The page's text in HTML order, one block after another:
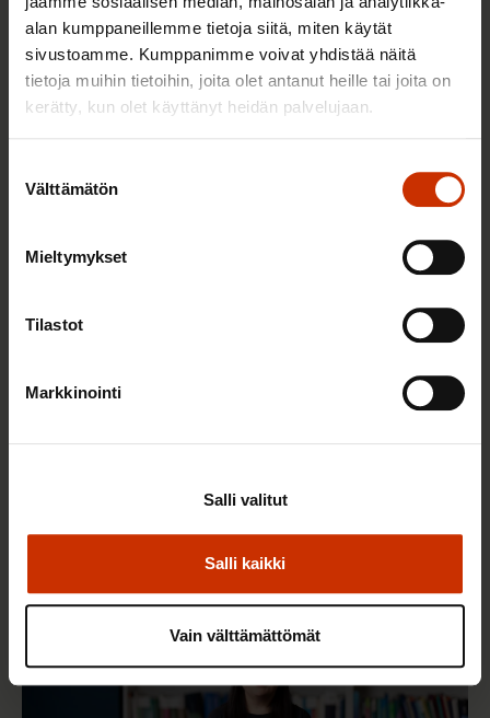
alan kumppaneillemme tietoja siitä, miten käytät
sivustoamme. Kumppanimme voivat yhdistää näitä
tietoja muihin tietoihin, joita olet antanut heille tai joita on
kerätty, kun olet käyttänyt heidän palvelujaan.
valinta
Välttämätön
Mieltymykset
Tilastot
Markkinointi
Salli kaikki
Salli valitut
Vain välttämättömät
Sinua saattaa myös kiinnostaa
TASA-ARVO JA YHDENVERTAISUUS
Mikä muuttui määräaikaisissa työsuhteissa? Lue
TASA-ARVO JA YHDENVERTAISUUS